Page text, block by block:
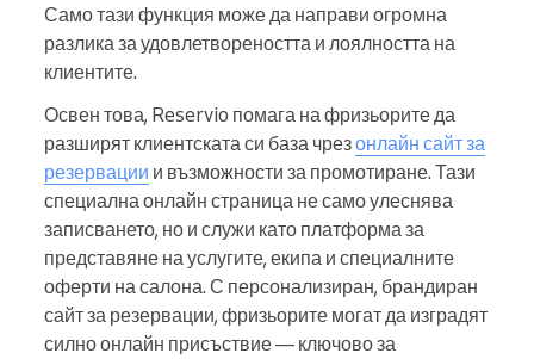
Само тази функция може да направи огромна
разлика за удовлетвореността и лоялността на
клиентите.
Освен това, Reservio помага на фризьорите да
разширят клиентската си база чрезонлайн сайт за
резервации и възможности за промотиране. Тази
специална онлайн страница не само улеснява
записването, но и служи като платформа за
представяне на услугите, екипа и специалните
оферти на салона. С персонализиран, брандиран
сайт за резервации, фризьорите могат да изградят
силно онлайн присъствие — ключово за